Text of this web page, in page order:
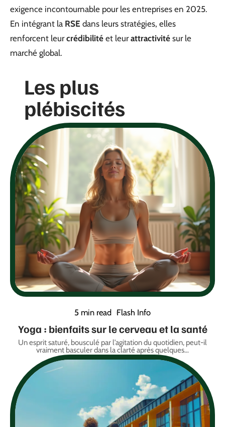
exigence incontournable pour les entreprises en 2025.
En intégrant la RSE dans leurs stratégies, elles
renforcent leurcrédibilité et leurattractivité sur le
marché global.
Les plus
plébiscités
5 min read Flash Info
Yoga : bienfaits sur le cerveau et la santé
Un esprit saturé, bousculé par l’agitation du quotidien, peut-il
vraiment basculer dans la clarté après quelques…